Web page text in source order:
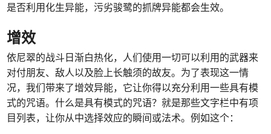
是否利用化生异能，污劣骏鹭的抓牌异能都会生效。
增效
依尼翠的战斗日渐白热化，人们使用一切可以利用的武器来
对付朋友、敌人以及脸上长触须的故友。为了表现这一情
况，我们带来了增效异能，它让你得以充分利用一些具有模
式的咒语。什么是具有模式的咒语？就是那些文字栏中有项
目列表，让你从中选择效应的瞬间或法术。例如这个：